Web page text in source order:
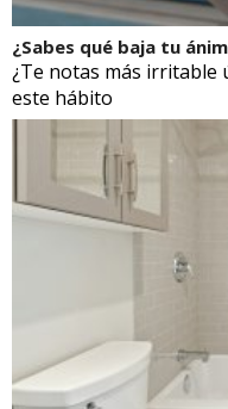
¿Sabes qué baja tu
¿Te notas más irritable
este hábito